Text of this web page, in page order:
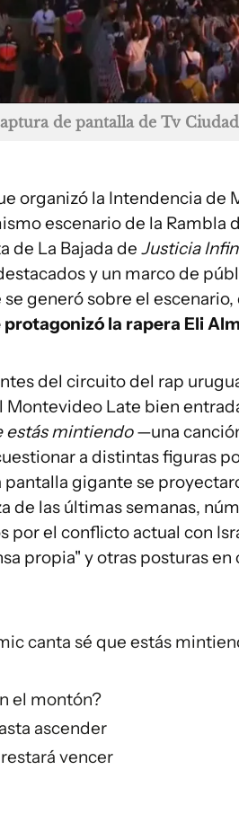
de pantalla de Tv Ciudad
organizó la Intendencia de
escenario de la Rambla
de La Bajada de Justicia
y un marco de
generó sobre el
protagonizó la rapera Eli
del circuito del rap
Late bien
estás mintiendo—una
a distintas figuras
pantalla gigante se
de las últimas semanas,
el conflicto actual con
propia" y otras posturas
canta sé que estás
el montón?
ascender
vencer